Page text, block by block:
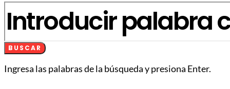
BUSCAR
Ingresa las palabras de la búsqueda y presiona Enter.